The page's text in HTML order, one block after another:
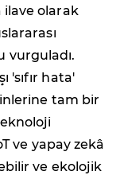
ilave olarak
vurguladı.
'sıfır hata'
tam bir
ve yapay zekâ
ve ekolojik